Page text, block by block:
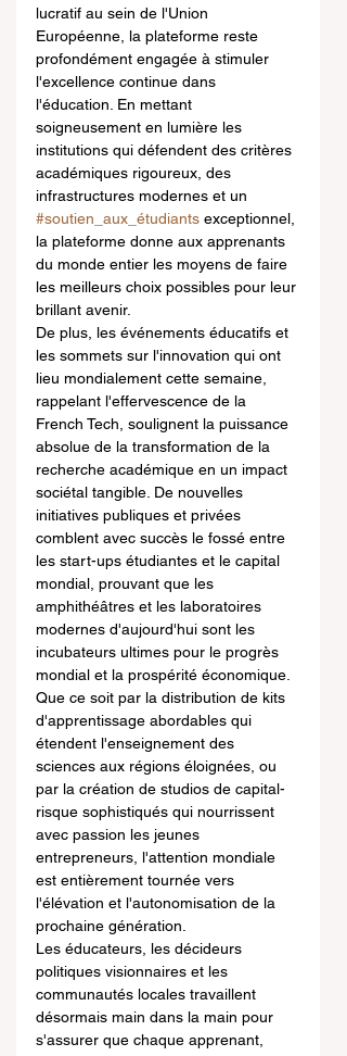
lucratif au sein de l'Union
Européenne, la plateforme reste
profondément engagée à stimuler
l'excellence continue dans
l'éducation. En mettant
soigneusement en lumière les
institutions qui défendent des critères
académiques rigoureux, des
infrastructures modernes et un
#soutien_aux_étudiants exceptionnel,
la plateforme donne aux apprenants
du monde entier les moyens de faire
les meilleurs choix possibles pour leur
brillant avenir.
De plus, les événements éducatifs et
les sommets sur l'innovation qui ont
lieu mondialement cette semaine,
rappelant l'effervescence de la
French Tech, soulignent la puissance
absolue de la transformation de la
recherche académique en un impact
sociétal tangible. De nouvelles
initiatives publiques et privées
comblent avec succès le fossé entre
les start-ups étudiantes et le capital
mondial, prouvant que les
amphithéâtres et les laboratoires
modernes d'aujourd'hui sont les
incubateurs ultimes pour le progrès
mondial et la prospérité économique.
Que ce soit par la distribution de kits
d'apprentissage abordables qui
étendent l'enseignement des
sciences aux régions éloignées, ou
par la création de studios de capital-
risque sophistiqués qui nourrissent
avec passion les jeunes
entrepreneurs, l'attention mondiale
est entièrement tournée vers
l'élévation et l'autonomisation de la
prochaine génération.
Les éducateurs, les décideurs
politiques visionnaires et les
communautés locales travaillent
désormais main dans la main pour
s'assurer que chaque apprenant,